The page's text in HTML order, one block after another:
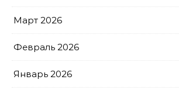
Март 2026
Февраль 2026
Январь 2026